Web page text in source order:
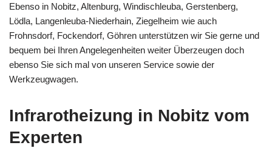
Ebenso in Nobitz, Altenburg, Windischleuba, Gerstenberg,
Lödla, Langenleuba-Niederhain, Ziegelheim wie auch
Frohnsdorf, Fockendorf, Göhren unterstützen wir Sie gerne und
bequem bei Ihren Angelegenheiten weiter Überzeugen doch
ebenso Sie sich mal von unseren Service sowie der
Werkzeugwagen.
Infrarotheizung in Nobitz vom
Experten